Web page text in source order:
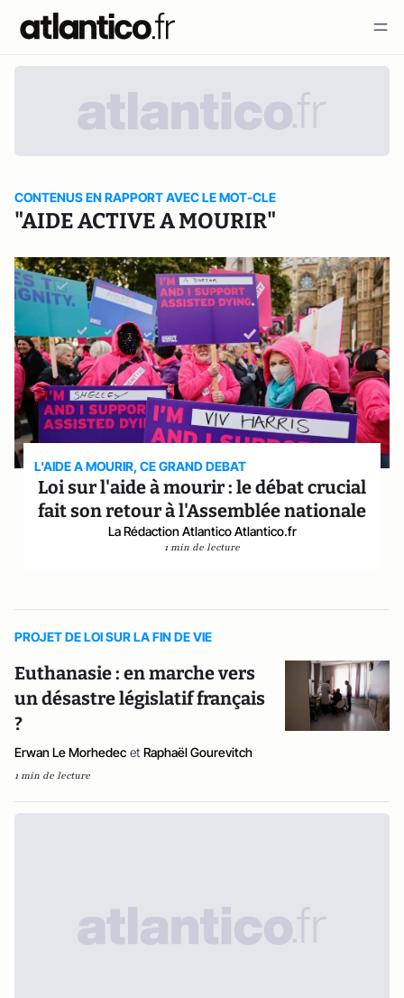
CONTENUS EN RAPPORT AVEC LE MOT-CLE
"AIDE ACTIVE A MOURIR"
L'AIDE A MOURIR, CE GRAND DEBAT
Loi sur l'aide à mourir : le débat crucial
fait son retour à l'Assemblée nationale
La Rédaction Atlantico Atlantico.fr
1 min de lecture
PROJET DE LOI SUR LA FIN DE VIE
Euthanasie : en marche vers
un désastre législatif français
?
Erwan Le Morhedec et Raphaël Gourevitch
1 min de lecture